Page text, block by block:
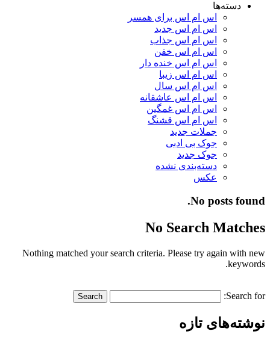
دسته‌ها
اس ام اس برای همسر
اس ام اس جدید
اس ام اس جذاب
اس ام اس خفن
اس ام اس خنده دار
اس ام اس زیبا
اس ام اس سال
اس ام اس عاشقانه
اس ام اس غمگین
اس ام اس قشنگ
جملات جدید
جوک بی ادبی
جوک جدید
دسته‌بندی نشده
عکس
No posts found.
No Search Matches
Nothing matched your search criteria. Please try again with new
keywords.
Search for:
نوشته‌های تازه